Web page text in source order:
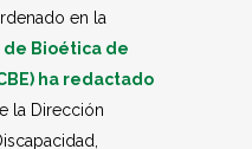
en la
Bioética de
ha redactado
la Dirección